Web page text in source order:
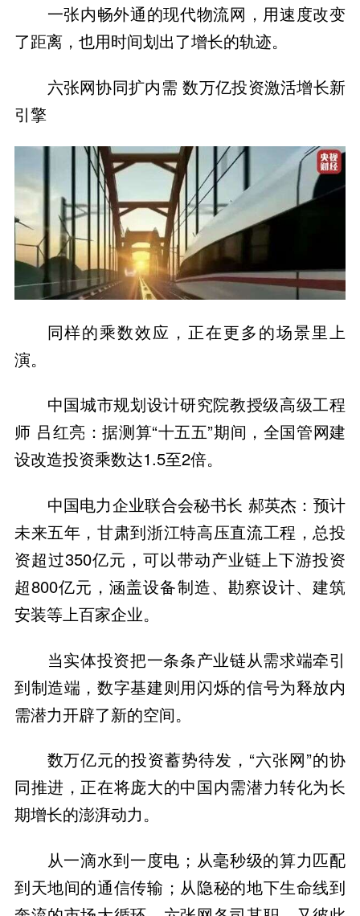
一张内畅外通的现代物流网，用速度改变
了距离，也用时间划出了增长的轨迹。
六张网协同扩内需 数万亿投资激活增长新
引擎
同样的乘数效应，正在更多的场景里上
演。
中国城市规划设计研究院教授级高级工程
师 吕红亮：据测算“十五五”期间，全国管网建
设改造投资乘数达1.5至2倍。
中国电力企业联合会秘书长 郝英杰：预计
未来五年，甘肃到浙江特高压直流工程，总投
资超过350亿元，可以带动产业链上下游投资
超800亿元，涵盖设备制造、勘察设计、建筑
安装等上百家企业。
当实体投资把一条条产业链从需求端牵引
到制造端，数字基建则用闪烁的信号为释放内
需潜力开辟了新的空间。
数万亿元的投资蓄势待发，“六张网”的协
同推进，正在将庞大的中国内需潜力转化为长
期增长的澎湃动力。
从一滴水到一度电；从毫秒级的算力匹配
到天地间的通信传输；从隐秘的地下生命线到